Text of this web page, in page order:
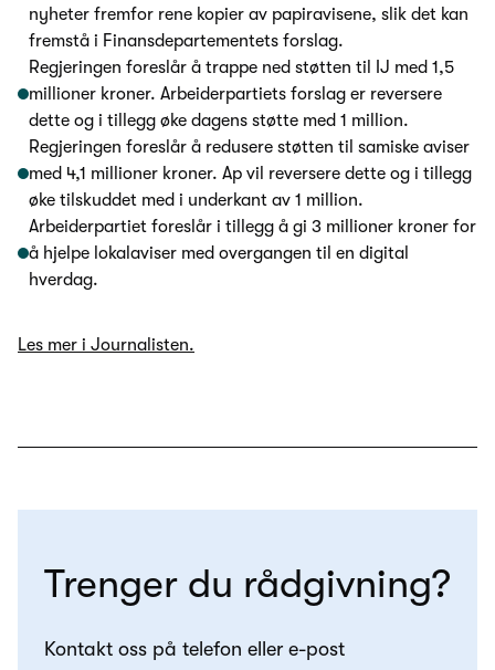
nyheter fremfor rene kopier av papiravisene, slik det kan
fremstå i Finansdepartementets forslag.
Regjeringen foreslår å trappe ned støtten til IJ med 1,5
millioner kroner. Arbeiderpartiets forslag er reversere
dette og i tillegg øke dagens støtte med 1 million.
Regjeringen foreslår å redusere støtten til samiske aviser
med 4,1 millioner kroner. Ap vil reversere dette og i tillegg
øke tilskuddet med i underkant av 1 million.
Arbeiderpartiet foreslår i tillegg å gi 3 millioner kroner for
å hjelpe lokalaviser med overgangen til en digital
hverdag.
Les mer i Journalisten.
Trenger du rådgivning?
Kontakt oss på telefon eller e-post